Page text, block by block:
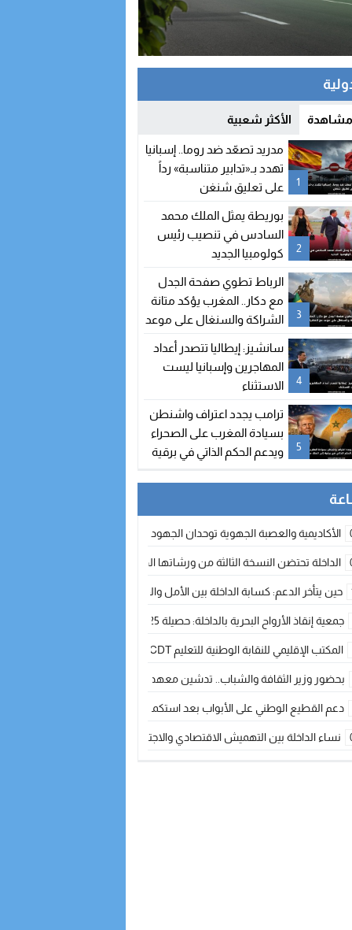
مشاهدة الأكثر شعبية
1
مدريد تصعّد ضد روما.. إسبانيا
تهدد بـ«تدابير متناسبة» رداً
على تعليق شنغن
2
بوريطة يمثل الملك محمد
السادس في تنصيب رئيس
كولومبيا الجديد
3
الرباط تطوي صفحة الجدل
مع دكار.. المغرب يؤكد متانة
الشراكة والسنغال على موعد
4
سانشيز: إيطاليا تتصدر أعداد
المهاجرين وإسبانيا ليست
الاستثناء
5
ترامب يجدد اعتراف واشنطن
بسيادة المغرب على الصحراء
ويدعم الحكم الذاتي في برقية
الأكاديمية والعصبة الجهوية توحدان الجهود لتطوير الممارسة الكروية بجهة
الداخلة تحتضن النسخة الثالثة من ورشاتها الدولية: تكوين متخصص في التراث
حين يتأخر الدعم: كسابة الداخلة بين الأمل والقلق ؟
جمعية إنقاذ الأرواح البحرية بالداخلة: حصيلة 2025 بين مهام الإنقاذ ومشروع “دار البحار”
المكتب الإقليمي للنقابة الوطنية للتعليم CDT يجتمع مع المدير الإقليمي لمناقشة ملفات جوهرية لنساء ورجال التعليم
بحضور وزير الثقافة والشباب.. تدشين معهد الموسيقى والفنون الكوريغرافية بالداخلة
دعم القطيع الوطني على الأبواب بعد استكمال الترقيم… الفلاحة المغربية
نساء الداخلة بين التهميش الاقتصادي والاجتماعي… في المؤسسات الإنتاجية